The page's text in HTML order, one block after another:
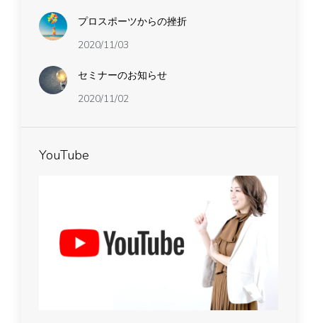
プロスポーツからの挫折
2020/11/03
セミナーのお知らせ
2020/11/02
YouTube